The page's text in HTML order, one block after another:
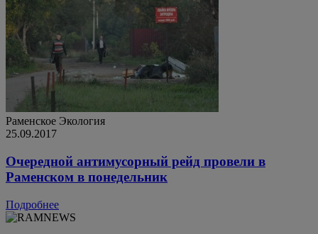
Раменское Экология
25.09.2017
Очередной антимусорный рейд провели в
Раменском в понедельник
Подробнее